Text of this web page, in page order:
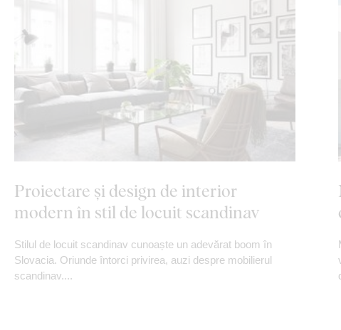
Proiectare și design de interior
modern în stil de locuit scandinav
Stilul de locuit scandinav cunoaște un adevărat boom în
Slovacia. Oriunde întorci privirea, auzi despre mobilierul
scandinav....